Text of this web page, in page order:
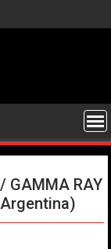
GAMMA RAY